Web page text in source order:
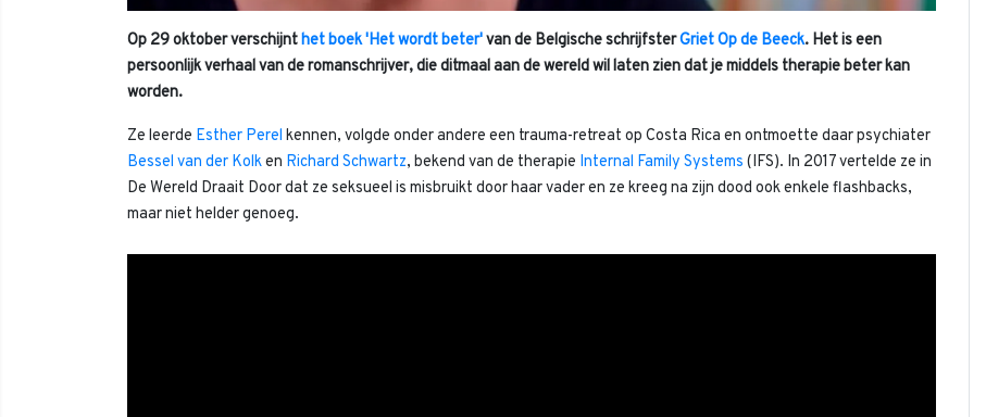
Op 29 oktober verschijnthet boek 'Het wordt beter'van de Belgische schrijfsterGriet Op de Beeck. Het is een
persoonlijk verhaal van de romanschrijver, die ditmaal aan de wereld wil laten zien dat je middels therapie beter kan
worden.
Ze leerde Esther Perel kennen, volgde onder andere een trauma-retreat op Costa Rica en ontmoette daar psychiater
Bessel van der Kolken Richard Schwartz, bekend van de therapie Internal Family Systems (IFS). In 2017 vertelde ze in
De Wereld Draait Door dat ze seksueel is misbruikt door haar vader en ze kreeg na zijn dood ook enkele flashbacks,
maar niet helder genoeg.